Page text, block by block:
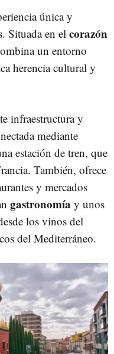
única y
Situada en el corazón
un entorno
herencia cultural y
infraestructura y
mediante
estación de tren, que
También, ofrece
y mercados
gastronomía y unos
los vinos del
del Mediterráneo.